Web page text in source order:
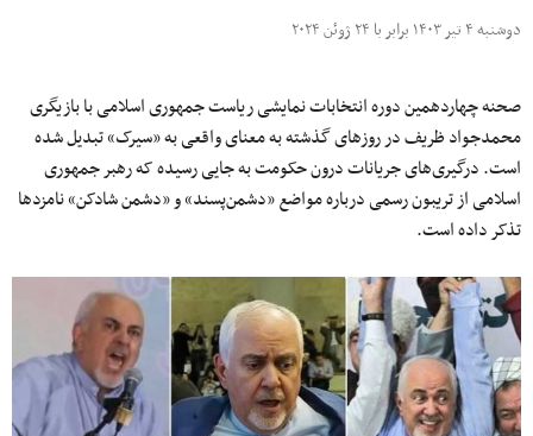
دوشنبه ۴ تیر ۱۴۰۳ برابر با ۲۴ ژوئن ۲۰۲۴
صحنه چهاردهمین دوره انتخابات نمایشی ریاست جمهوری اسلامی با بازیگری
محمدجواد ظریف در روزهای گذشته به معنای واقعی به «سیرک» تبدیل شده
است. درگیری‌های جریانات درون حکومت به جایی رسیده که رهبر جمهوری
اسلامی از تریبون رسمی درباره مواضع «دشمن‌پسند» و «دشمن شادکن» نامزدها
تذکر داده است.